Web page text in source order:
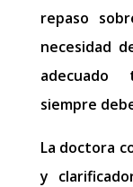
repaso
necesidad
adecuado
siempre
La doctora
y